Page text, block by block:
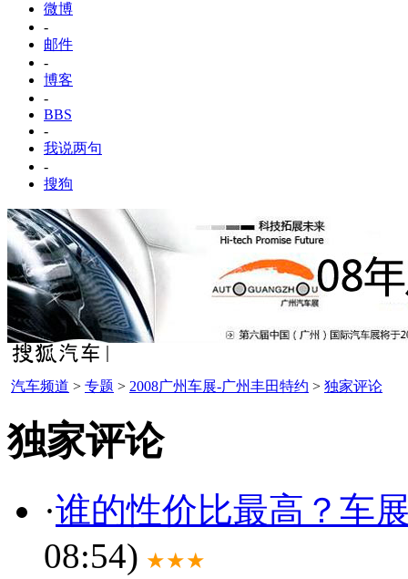
微博
-
邮件
-
博客
-
BBS
-
我说两句
-
搜狗
汽车频道 > 专题 > 2008广州车展-广州丰田特约 > 独家评论
独家评论
·谁的性价比最高？车
08:54) ★★★